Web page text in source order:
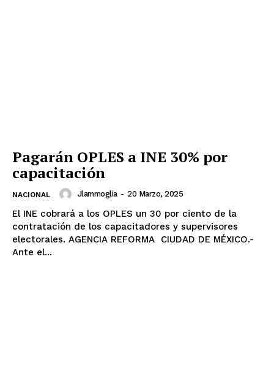
Pagarán OPLES a INE 30% por
capacitación
NACIONAL Jlammoglia - 20 Marzo, 2025
El INE cobrará a los OPLES un 30 por ciento de la
contratación de los capacitadores y supervisores
electorales. AGENCIA REFORMA CIUDAD DE MÉXICO.-
Ante el...